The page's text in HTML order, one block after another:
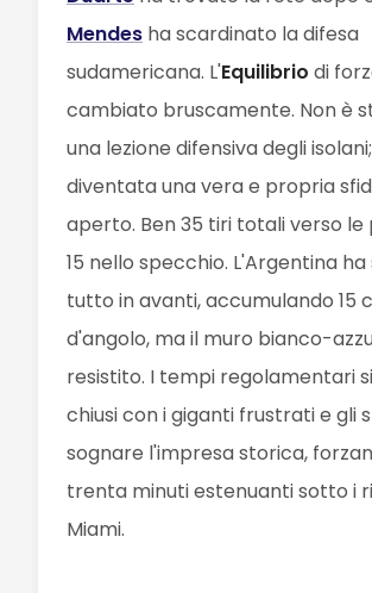
Mendes ha scardinato la difesa
sudamericana. L'Equilibrio di
cambiato bruscamente. Non è
una lezione difensiva degli
diventata una vera e propria
aperto. Ben 35 tiri totali verso
15 nello specchio. L'Argentina
tutto in avanti, accumulando 15
d'angolo, ma il muro bianco-
resistito. I tempi regolamentari
chiusi con i giganti frustrati e gli
sognare l'impresa storica,
trenta minuti estenuanti sotto i
Miami.